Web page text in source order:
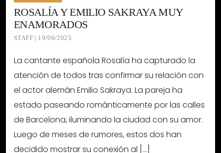
ROSALÍA Y EMILIO SAKRAYA MUY
ENAMORADOS
STAFF | 19/06/2025
La cantante española Rosalía ha capturado la
atención de todos tras confirmar su relación con
el actor alemán Emilio Sakraya. La pareja ha
estado paseando románticamente por las calles
de Barcelona, iluminando la ciudad con su amor.
Luego de meses de rumores, estos dos han
decidido mostrar su conexión al […]